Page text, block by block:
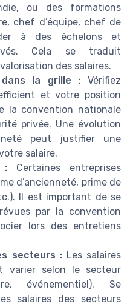
ou des formations
chef d’équipe, chef de
à des échelons et
Cela se traduit
des salaires.
la grille : Vérifiez
et votre position
la convention nationale
privée. Une évolution
peut justifier une
salaire.
:Certaines entreprises
d’ancienneté, prime de
Il est important de se
par la convention
lors des entretiens
secteurs :Les salaires
varier selon le secteur
événementiel). Se
salaires des secteurs